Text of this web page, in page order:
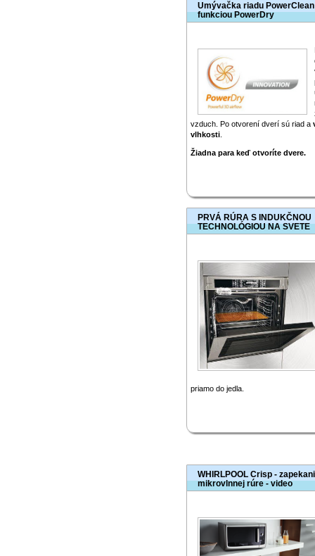
Umývačka riadu
funkciou PowerDry
vzduch. Po otvorení dverí sú riad a
vlhkosti
Žiadna para keď otvoríte dvere.
PRVÁ RÚRA S INDUKČNOU
TECHNOLÓGIOU NA SVETE
priamo do jedla.
WHIRLPOOL Crisp -
mikrovlnnej rúre - video